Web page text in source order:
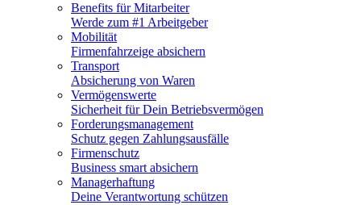
Benefits für Mitarbeiter
Werde zum #1 Arbeitgeber
Mobilität
Firmenfahrzeige absichern
Transport
Absicherung von Waren
Vermögenswerte
Sicherheit für Dein Betriebsvermögen
Forderungsmanagement
Schutz gegen Zahlungsausfälle
Firmenschutz
Business smart absichern
Managerhaftung
Deine Verantwortung schützen